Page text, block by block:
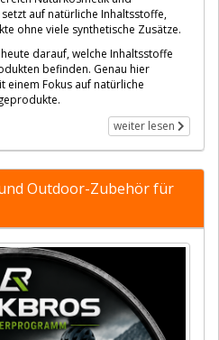
auf natürliche Inhaltsstoffe,
ohne viele synthetische Zusätze.
darauf, welche Inhaltsstoffe
befinden. Genau hier
einem Fokus auf natürliche
weiter lesen
und Outdoor-Zubehör für